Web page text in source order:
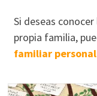
Si deseas
propia familia,
familiar